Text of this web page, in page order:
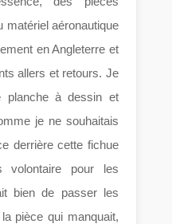
matériel aéronautique
en Angleterre et
allers et retours. Je
planche à dessin et
je ne souhaitais
derrière cette fichue
volontaire pour les
bien de passer les
pièce qui manquait,